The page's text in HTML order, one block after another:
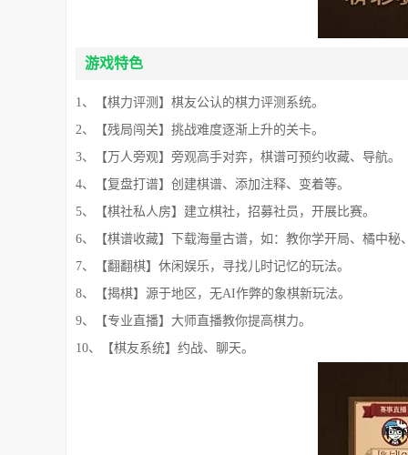
游戏特色
1、【棋力评测】棋友公认的棋力评测系统。
2、【残局闯关】挑战难度逐渐上升的关卡。
3、【万人旁观】旁观高手对弈，棋谱可预约收藏、导航。
4、【复盘打谱】创建棋谱、添加注释、变着等。
5、【棋社私人房】建立棋社，招募社员，开展比赛。
6、【棋谱收藏】下载海量古谱，如：教你学开局、橘中秘
7、【翻翻棋】休闲娱乐，寻找儿时记忆的玩法。
8、【揭棋】源于地区，无AI作弊的象棋新玩法。
9、【专业直播】大师直播教你提高棋力。
10、【棋友系统】约战、聊天。